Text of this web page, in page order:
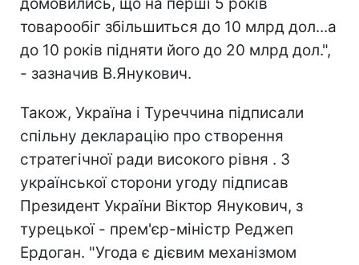
товарообіг збільшиться до 10 млрд дол...а
до 10 років підняти його до 20 млрд дол.",
- зазначив В.Янукович.
Також, Україна і Туреччина підписали
спільну декларацію про створення
стратегічної ради високого рівня . З
української сторони угоду підписав
Президент України Віктор Янукович, з
турецької - прем'єр-міністр Реджеп
Ердоган. "Угода є дієвим механізмом